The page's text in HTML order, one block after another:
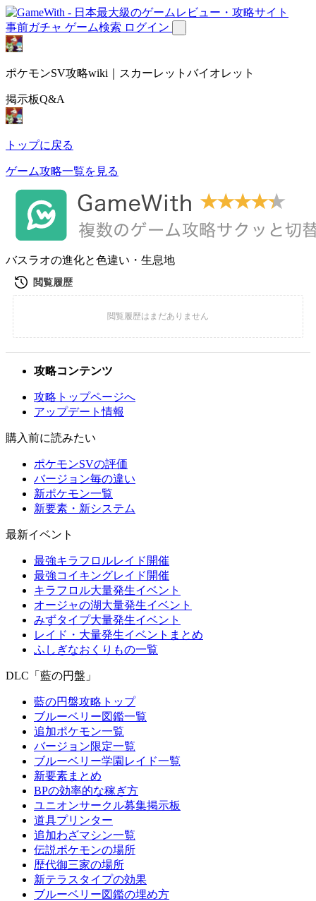
事前ガチャ ゲーム検索 ログイン
ポケモンSV攻略wiki｜スカーレットバイオレット
掲示板Q&A
トップに戻る
ゲーム攻略一覧を見る
バスラオの進化と色違い・生息地
攻略コンテンツ
攻略トップページへ
アップデート情報
購入前に読みたい
ポケモンSVの評価
バージョン毎の違い
新ポケモン一覧
新要素・新システム
最新イベント
最強キラフロルレイド開催
最強コイキングレイド開催
キラフロル大量発生イベント
オージャの湖大量発生イベント
みずタイプ大量発生イベント
レイド・大量発生イベントまとめ
ふしぎなおくりもの一覧
DLC「藍の円盤」
藍の円盤攻略トップ
ブルーベリー図鑑一覧
追加ポケモン一覧
バージョン限定一覧
ブルーベリー学園レイド一覧
新要素まとめ
BPの効率的な稼ぎ方
ユニオンサークル募集掲示板
道具プリンター
追加わざマシン一覧
伝説ポケモンの場所
歴代御三家の場所
新テラスタイプの効果
ブルーベリー図鑑の埋め方